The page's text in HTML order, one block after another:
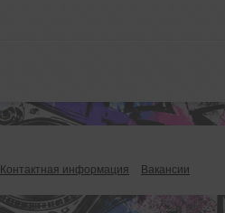
Контактная информация Вакансии